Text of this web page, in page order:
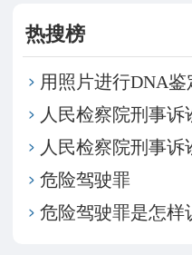
热搜榜
用照片进行DNA
人民检察院刑事诉
人民检察院刑事诉
危险驾驶罪
危险驾驶罪是怎样